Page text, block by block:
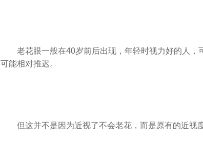
老花眼一般在40岁前后出现，年轻时视力好的人，
可能相对推迟。
但这并不是因为近视了不会老花，而是原有的近视